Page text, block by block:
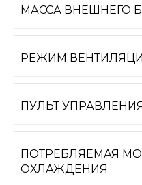
МАССА ВНЕШНЕГО
РЕЖИМ
ПУЛЬТ
ПОТРЕБЛЯЕМАЯ
ОХЛАЖДЕНИЯ